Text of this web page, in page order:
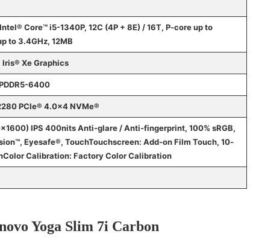
Core™ i5-1340P, 12C (4P + 8E) / 16T, P-core up to
to 3.4GHz, 12MB
Xe Graphics
6400
PCIe® 4.0×4 NVMe®
IPS 400nits Anti-glare / Anti-fingerprint, 100% sRGB,
Eyesafe®, TouchTouchscreen: Add-on Film Touch, 10-
Calibration: Factory Color Calibration
Yoga Slim 7i Carbon